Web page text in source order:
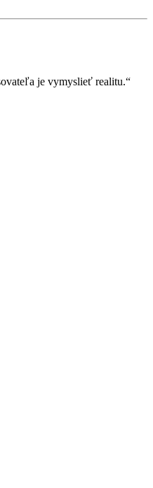
je vymyslieť realitu.